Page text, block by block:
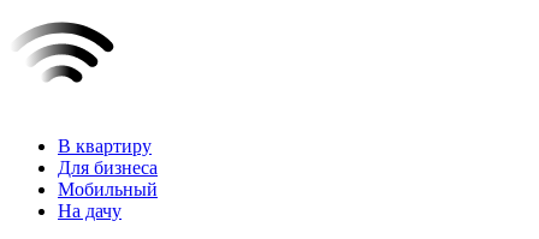
В квартиру
Для бизнеса
Мобильный
На дачу